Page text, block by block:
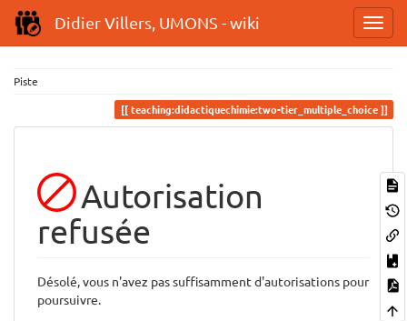
Didier Villers, UMONS - wiki
Piste
teaching:didactiquechimie:two-tier_multiple_choice
Autorisation
refusée
Désolé, vous n'avez pas suffisamment d'autorisations pour
poursuivre.